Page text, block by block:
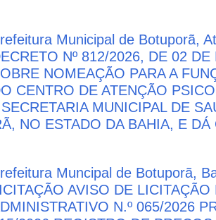
Municipal de Botuporã,
Nº 812/2026, DE 02
NOMEAÇÃO PARA A
CENTRO DE ATENÇÃO
MUNICIPAL DE
NO ESTADO DA BAHIA, E
Muncipal de Botuporã,
AVISO DE LICITAÇÃO
N.º 065/2026